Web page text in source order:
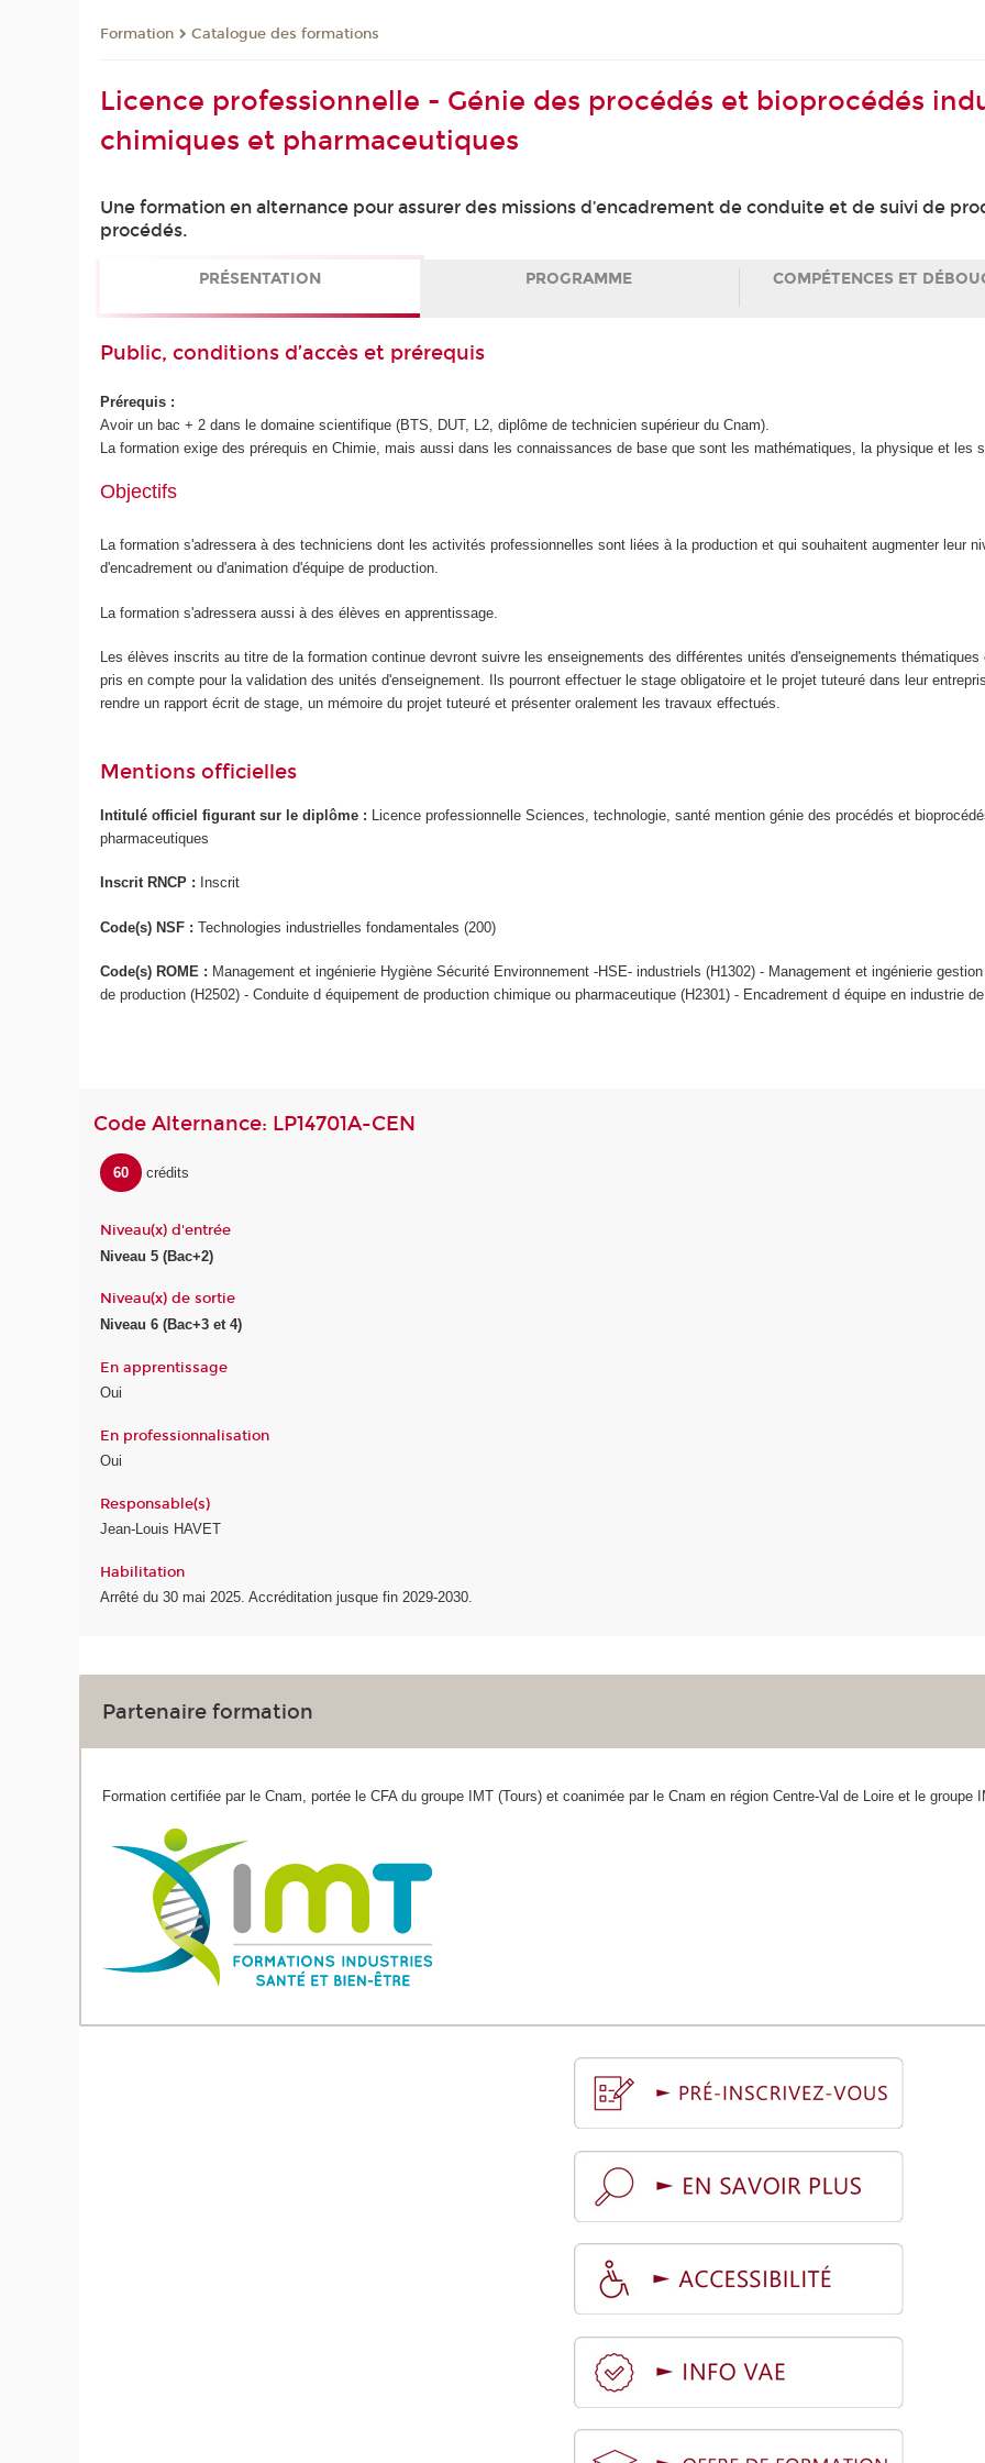
Formation Catalogue des formations
Licence professionnelle - Génie des procédés et bioprocédés
chimiques et pharmaceutiques
Une formation en alternance pour assurer des missions d’encadrement de conduite et de suivi de
procédés.
PRÉSENTATION PROGRAMME COMPÉTENCES ET
Public, conditions d’accès et prérequis
Prérequis :
Avoir un bac + 2 dans le domaine scientifique (BTS, DUT, L2, diplôme de technicien supérieur du Cnam).
La formation exige des prérequis en Chimie, mais aussi dans les connaissances de base que sont les mathématiques, la physique et les
Objectifs
La formation s'adressera à des techniciens dont les activités professionnelles sont liées à la production et qui souhaitent augmenter leur
d'encadrement ou d'animation d'équipe de production.
La formation s'adressera aussi à des élèves en apprentissage.
Les élèves inscrits au titre de la formation continue devront suivre les enseignements des différentes unités d'enseignements
pris en compte pour la validation des unités d'enseignement. Ils pourront effectuer le stage obligatoire et le projet tuteuré dans leur
rendre un rapport écrit de stage, un mémoire du projet tuteuré et présenter oralement les travaux effectués.
Mentions officielles
Intitulé officiel figurant sur le diplôme : Licence professionnelle Sciences, technologie, santé mention génie des procédés et
pharmaceutiques
Inscrit RNCP : Inscrit
Code(s) NSF :Technologies industrielles fondamentales (200)
Code(s) ROME : Management et ingénierie Hygiène Sécurité Environnement -HSE- industriels (H1302) - Management et ingénierie
de production (H2502) - Conduite d équipement de production chimique ou pharmaceutique (H2301) - Encadrement d équipe en industrie
Code Alternance: LP14701A-CEN
60 crédits
Niveau(x) d'entrée
Niveau 5 (Bac+2)
Niveau(x) de sortie
Niveau 6 (Bac+3 et 4)
En apprentissage
Oui
En professionnalisation
Oui
Responsable(s)
Jean-Louis HAVET
Habilitation
Arrêté du 30 mai 2025. Accréditation jusque fin 2029-2030.
Partenaire formation
Formation certifiée par le Cnam, portée le CFA du groupe IMT (Tours) et coanimée par le Cnam en région Centre-Val de Loire et le groupe